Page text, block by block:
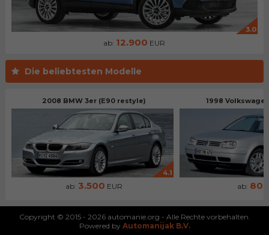
3.0
ab: 12.900 EUR
Die beliebtesten Modelle
2008 BMW 3er (E90 restyle)
4.1
ab: 3.500 EUR
1998
ab: 800
Copyright © 2015 - 2026 automanie.org - Alle Rechte vorbehalten.
Powered by Automanijak B.V.